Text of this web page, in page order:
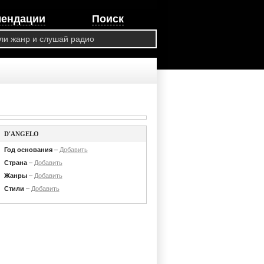
Поиск
D'ANGELO
Год основания– Добавить
Страна– Добавить
Жанры– Добавить
Стили – Добавить